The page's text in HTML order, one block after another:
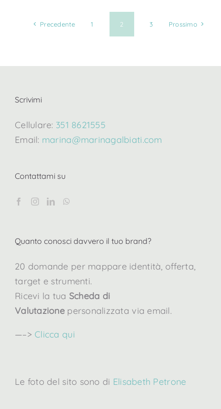
Precedente 1 2 3 Prossimo
Scrivimi
Cellulare: 351 8621555
Email: marina@marinagalbiati.com
Contattami su
Quanto conosci davvero il tuo brand?
20 domande per mappare identità, offerta,
target e strumenti.
Ricevi la tua Scheda di
Valutazionepersonalizzata via email.
—–> Clicca qui
Le foto del sito sono di Elisabeth Petrone